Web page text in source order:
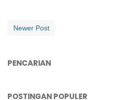
Newer Post
PENCARIAN
POSTINGAN POPULER